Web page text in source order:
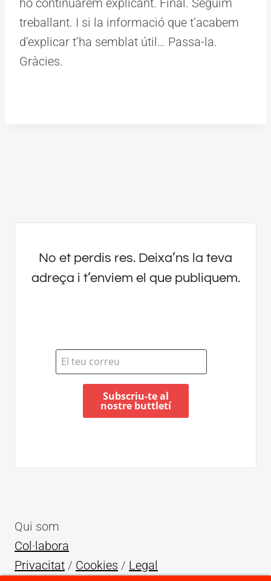
ho continuarem explicant. Final. Seguim
treballant. I si la informació que t’acabem
d’explicar t’ha semblat útil… Passa-la.
Gràcies.
No et perdis res. Deixa’ns la teva
adreça i t’enviem el que publiquem.
Qui som
Col·labora
Privacitat / Cookies / Legal